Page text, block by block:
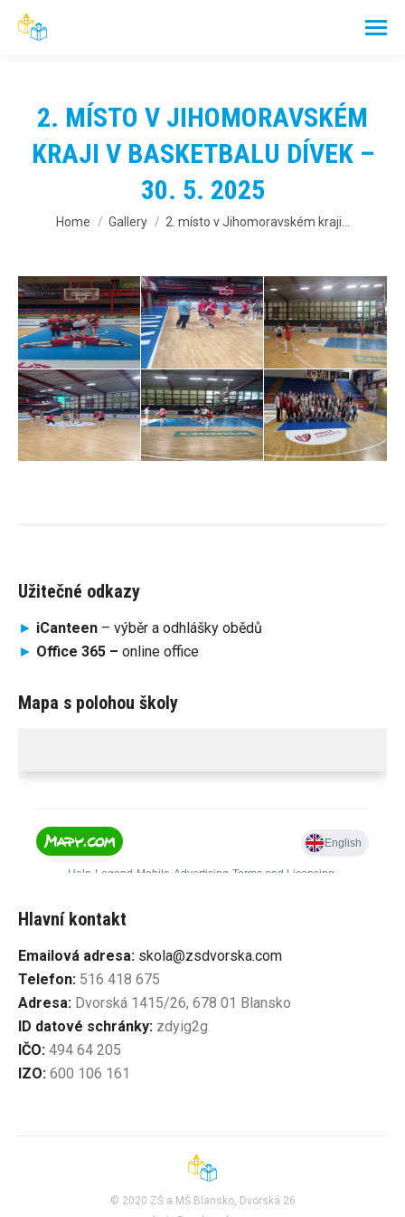
2. MÍSTO V JIHOMORAVSKÉM
KRAJI V BASKETBALU DÍVEK –
30. 5. 2025
You are here:
Home Gallery 2. místo v Jihomoravském kraji…
Užitečné odkazy
► iCanteen – výběr a odhlášky obědů
► Office 365 – online office
Mapa s polohou školy
Hlavní kontakt
Emailová adresa: skola@zsdvorska.com
Telefon: 516 418 675
Adresa: Dvorská 1415/26, 678 01 Blansko
ID datové schránky: zdyig2g
IČO: 494 64 205
IZO: 600 106 161
© 2020 ZŠ a MŠ Blansko, Dvorská 26